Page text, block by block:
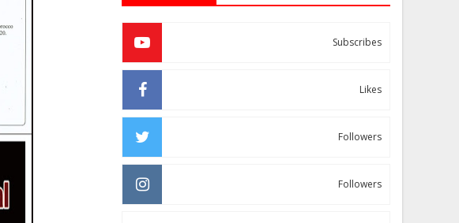
Subscribes
Likes
Followers
Followers